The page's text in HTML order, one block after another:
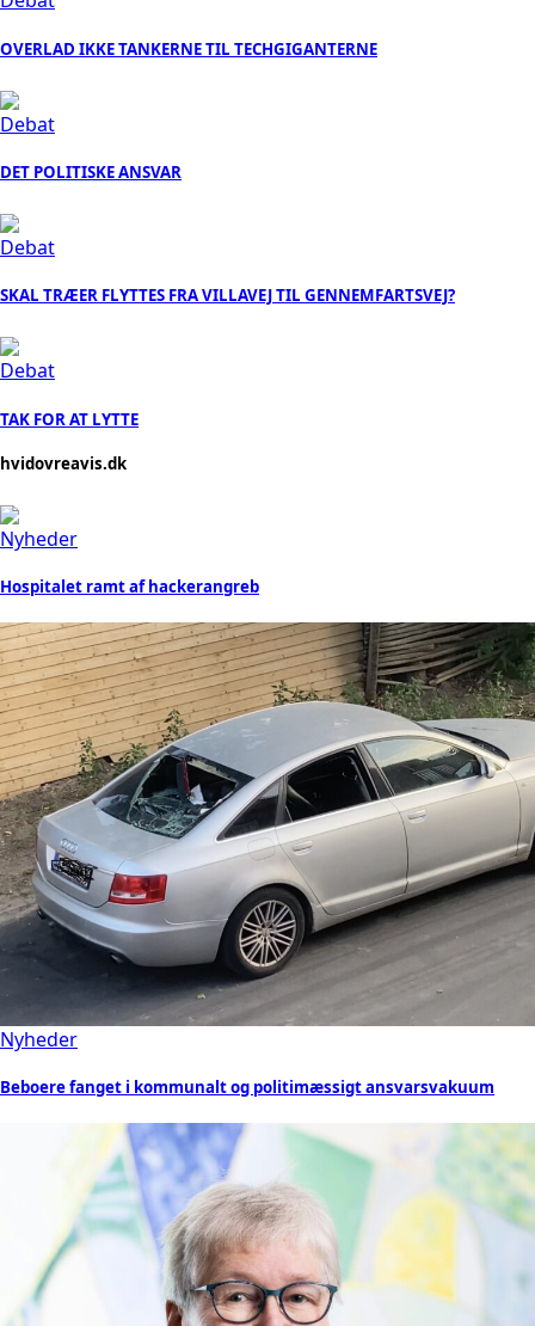
OVERLAD IKKE TANKERNE TIL TECHGIGANTERNE
Debat
DET POLITISKE ANSVAR
Debat
SKAL TRÆER FLYTTES FRA VILLAVEJ TIL GENNEMFARTSVEJ?
Debat
TAK FOR AT LYTTE
hvidovreavis.dk
Nyheder
Hospitalet ramt af hackerangreb
Nyheder
Beboere fanget i kommunalt og politimæssigt ansvarsvakuum